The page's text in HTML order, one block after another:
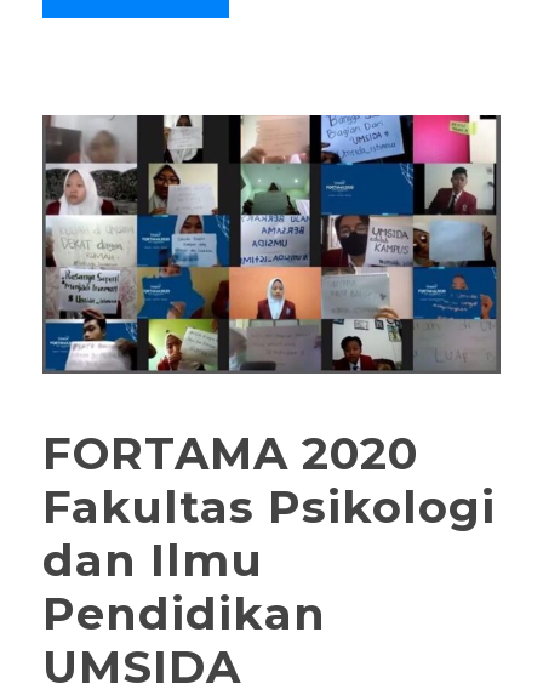
FORTAMA 2020
Fakultas Psikologi
dan Ilmu
Pendidikan
UMSIDA